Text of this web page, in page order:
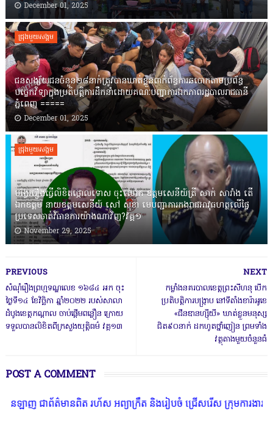
December 01, 2025
ជ្រុងមួយសង្គម
ជនសង្ស័យជនចំនួន២៨នាក់ត្រូវបានឃាត់ខ្លួនពាក់ព័ន្ធការឆបោកតាមប្រព័ន្ធ
បច្ចេកវិទ្យាក្នុងប្រតិបត្តិការដឹកនាំដោយគណៈបញ្ជាការឯកភាពរដ្ឋបាលរាជធានី
ភ្នំពេញ ‎=====
December 01, 2025
ជ្រុងមួយសង្គម
បង្វែររឿងធ្វើលិខិតថ្កោលទោស ចុះលោក ឧត្តមសេនីយ៍ត្រី សាក់ សារាំង តើ
ឯកឧត្តម នាយឧត្តមសេនីយ៍ សៅ សុខា មេបញ្ជាការកងរាជអាវុធហត្ថលើផ្ទៃ
ប្រទេសចាត់វិធានការយ៉ាងណាវិញ?វគ្គ១
November 29, 2025
NEXT
កម្លាំងនគរបាលខេត្ដព្រះសីហនុ បើក
ប្រតិបត្ដិការបង្ក្រាប នៅទីតាំងខារ៉ាអូខេ
«ជីនឌានហ្ស៊ីយី» ឃាត់ខ្លួនមនុស្ស
ជិត៩០នាក់ ដកហូតថ្នាំញៀន ព្រមទាំង
វត្ថុតាងមួយចំនួនធំ
PREVIOUS
សំណុំរឿងព្រហ្មទណ្ឌលេខ ១៦៨៤ អក ចុះ
ថ្ងៃទី១៤ ខែវិច្ឆិកា ឆ្នាំ២០២២ របស់សាលា
ដំបូងខេត្តកណ្តាល ចាប់ផ្តើមពន្លឿន ក្រោយ
ទទួលបានលិខិតពីក្រសួងយុត្តិធម៌ វគ្គ១៣
POST A COMMENT
រហ័ស អព្យាក្រឹត និងរៀបចំ ជ្រើសរើស ក្រុមការងារ នៅតាមបណ្តាលរា